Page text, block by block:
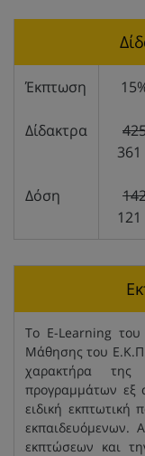
Έκπτωση
Δίδακτρα
361
Δόση
121
Το E-Learning
Μάθησης του
χαρακτήρα της
προγραμμάτων εξ
ειδική εκπτωτική
εκπαιδευόμενων.
εκπτώσεων και